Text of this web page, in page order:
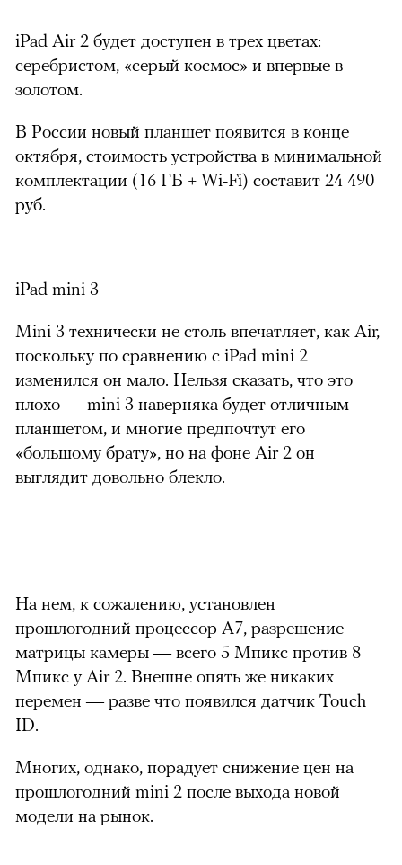
iPad Air 2 будет доступен в трех цветах:
серебристом, «серый космос» и впервые в
золотом.
В России новый планшет появится в конце
октября, стоимость устройства в минимальной
комплектации (16 ГБ + Wi-Fi) составит 24 490
руб.
iPad mini 3
Mini 3 технически не столь впечатляет, как Air,
поскольку по сравнению с iPad mini 2
изменился он мало. Нельзя сказать, что это
плохо — mini 3 наверняка будет отличным
планшетом, и многие предпочтут его
«большому брату», но на фоне Air 2 он
выглядит довольно блекло.
На нем, к сожалению, установлен
прошлогодний процессор A7, разрешение
матрицы камеры — всего 5 Мпикс против 8
Мпикс у Air 2. Внешне опять же никаких
перемен — разве что появился датчик Touch
ID.
Многих, однако, порадует снижение цен на
прошлогодний mini 2 после выхода новой
модели на рынок.